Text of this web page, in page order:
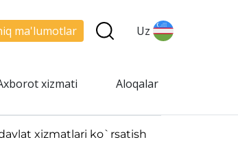
ma'lumotlar Uz
xizmati Aloqalar
xizmatlari ko`rsatish